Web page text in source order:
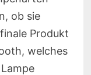
ob sie
Produkt
welches